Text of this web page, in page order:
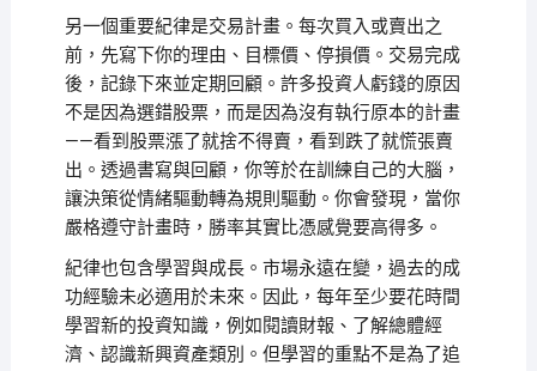
另一個重要紀律是交易計畫。每次買入或賣出之
前，先寫下你的理由、目標價、停損價。交易完成
後，記錄下來並定期回顧。許多投資人虧錢的原因
不是因為選錯股票，而是因為沒有執行原本的計畫
——看到股票漲了就捨不得賣，看到跌了就慌張賣
出。透過書寫與回顧，你等於在訓練自己的大腦，
讓決策從情緒驅動轉為規則驅動。你會發現，當你
嚴格遵守計畫時，勝率其實比憑感覺要高得多。
紀律也包含學習與成長。市場永遠在變，過去的成
功經驗未必適用於未來。因此，每年至少要花時間
學習新的投資知識，例如閱讀財報、了解總體經
濟、認識新興資產類別。但學習的重點不是為了追